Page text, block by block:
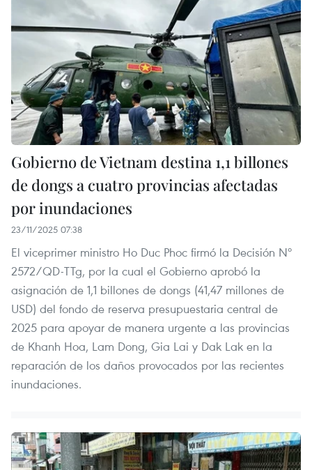
Gobierno de Vietnam destina 1,1 billones
de dongs a cuatro provincias afectadas
por inundaciones
23/11/2025 07:38
El viceprimer ministro Ho Duc Phoc firmó la Decisión Nº
2572/QD-TTg, por la cual el Gobierno aprobó la
asignación de 1,1 billones de dongs (41,47 millones de
USD) del fondo de reserva presupuestaria central de
2025 para apoyar de manera urgente a las provincias
de Khanh Hoa, Lam Dong, Gia Lai y Dak Lak en la
reparación de los daños provocados por las recientes
inundaciones.